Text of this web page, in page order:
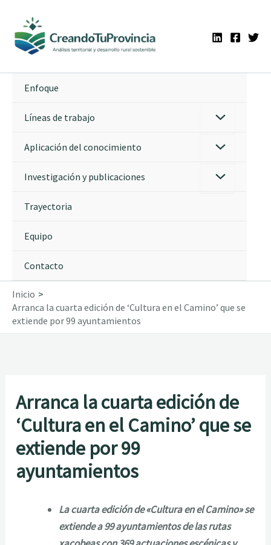
contenido
Enfoque
Líneas de trabajo
Aplicación del conocimiento
Investigación y publicaciones
Trayectoria
Equipo
Contacto
Inicio
Arranca la cuarta edición de ‘Cultura en el Camino’ que se
extiende por 99 ayuntamientos
Arranca la cuarta edición de
‘Cultura en el Camino’ que se
extiende por 99
ayuntamientos
La cuarta edición de «Cultura en el Camino» se
extiende a 99 ayuntamientos de las rutas